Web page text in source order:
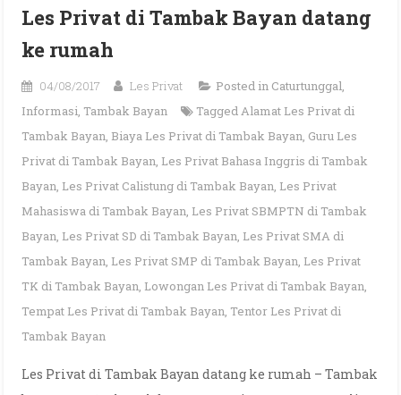
Les Privat di Tambak Bayan datang
ke rumah
04/08/2017 Les Privat Posted in Caturtunggal,
Informasi, Tambak Bayan TaggedAlamat Les Privat di
Tambak Bayan, Biaya Les Privat di Tambak Bayan, Guru Les
Privat di Tambak Bayan, Les Privat Bahasa Inggris di Tambak
Bayan, Les Privat Calistung di Tambak Bayan, Les Privat
Mahasiswa di Tambak Bayan, Les Privat SBMPTN di Tambak
Bayan, Les Privat SD di Tambak Bayan, Les Privat SMA di
Tambak Bayan, Les Privat SMP di Tambak Bayan, Les Privat
TK di Tambak Bayan, Lowongan Les Privat di Tambak Bayan,
Tempat Les Privat di Tambak Bayan, Tentor Les Privat di
Tambak Bayan
Les Privat di Tambak Bayan datang ke rumah – Tambak